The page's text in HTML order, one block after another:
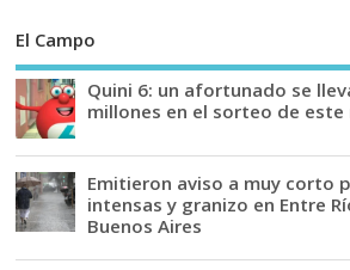
El Campo
Quini 6: un afortunado se
millones en el sorteo de este
Emitieron aviso a muy corto
intensas y granizo en Entre
Buenos Aires